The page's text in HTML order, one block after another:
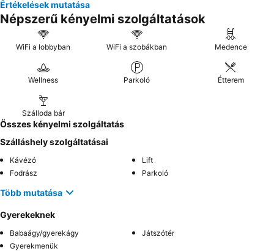
Értékelések mutatása
Népszerű kényelmi szolgáltatások
WiFi a lobbyban WiFi a szobákban Medence
Wellness Parkoló Étterem
Szálloda bár
Összes kényelmi szolgáltatás
Szálláshely szolgáltatásai
Kávézó
Lift
Fodrász
Parkoló
Több mutatása
Gyerekeknek
Babaágy/gyerekágy
Játszótér
Gyerekmenük